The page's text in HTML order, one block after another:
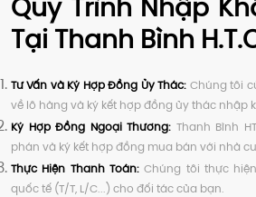
Quy Trình Nhập
Tại Thanh Bình
Tư Vấn và Ký Hợp Đồng Ủy Thác: Chúng tôi
về lô hàng và ký kết hợp đồng ủy thác nhập
Ký Hợp Đồng Ngoại Thương: Thanh Bình
phán và ký kết hợp đồng mua bán với nhà
Thực Hiện Thanh Toán: Chúng tôi thực
quốc tế (T/T, L/C...) cho đối tác của bạn.